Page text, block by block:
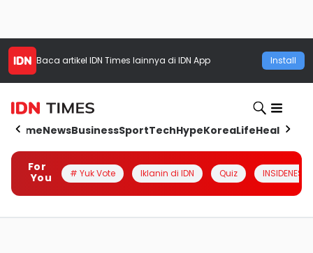
Baca artikel IDN Times lainnya di IDN App Install
HomeNewsBusinessSportTechHypeKoreaLifeHealth
For
You
# Yuk Vote Iklanin di IDN Quiz INSIDENESIA